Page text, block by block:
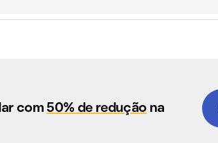
com 50% de reduçãona